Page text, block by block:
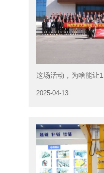
这场活动，为啥能让
2025-04-13